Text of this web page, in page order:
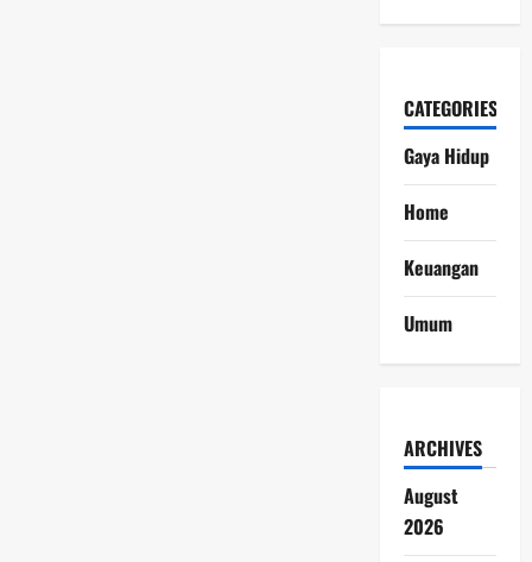
CATEGORIES
Gaya Hidup
Home
Keuangan
Umum
ARCHIVES
August
2026